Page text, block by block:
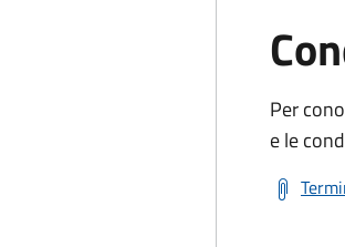
Per
e le